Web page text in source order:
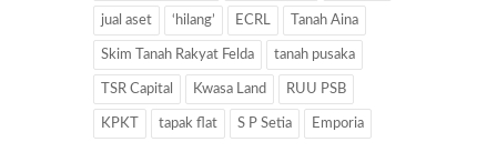
jual aset ‘hilang’ ECRL Tanah Aina
Skim Tanah Rakyat Felda tanah pusaka
TSR Capital Kwasa Land RUU PSB
KPKT tapak flat S P Setia Emporia